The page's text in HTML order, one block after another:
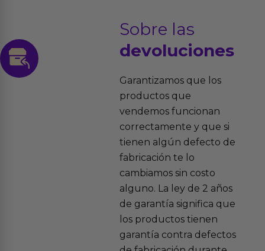
Sobre las
devoluciones
Garantizamos que los
productos que
vendemos funcionan
correctamente y que si
tienen algún defecto de
fabricación te lo
cambiamos sin costo
alguno. La ley de 2 años
de garantía significa que
los productos tienen
garantía contra defectos